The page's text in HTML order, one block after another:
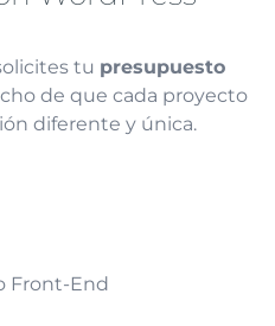
tu presupuesto
de que cada proyecto
diferente y única.
Front-End